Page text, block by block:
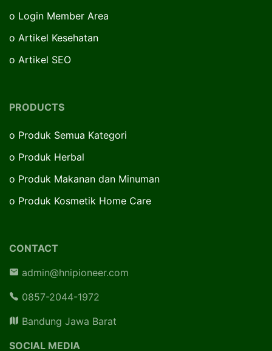
o Login Member Area
o Artikel Kesehatan
o Artikel SEO
PRODUCTS
o Produk Semua Kategori
o Produk Herbal
o Produk Makanan dan Minuman
o Produk Kosmetik Home Care
CONTACT
admin@hnipioneer.com
0857-2044-1972
Bandung Jawa Barat
SOCIAL MEDIA